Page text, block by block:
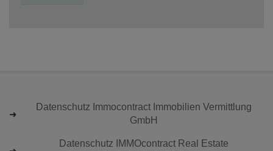
Datenschutz Immocontract Immobilien Vermittlung
GmbH
Datenschutz IMMOcontract Real Estate